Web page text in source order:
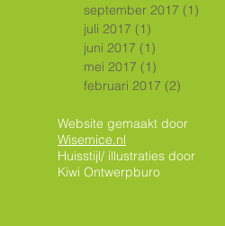
september 2017 (1)
juli 2017 (1)
juni 2017 (1)
mei 2017 (1)
februari 2017 (2)
Website gemaakt door
Wisemice.nl
Huisstijl/ illustraties door
Kiwi Ontwerpburo